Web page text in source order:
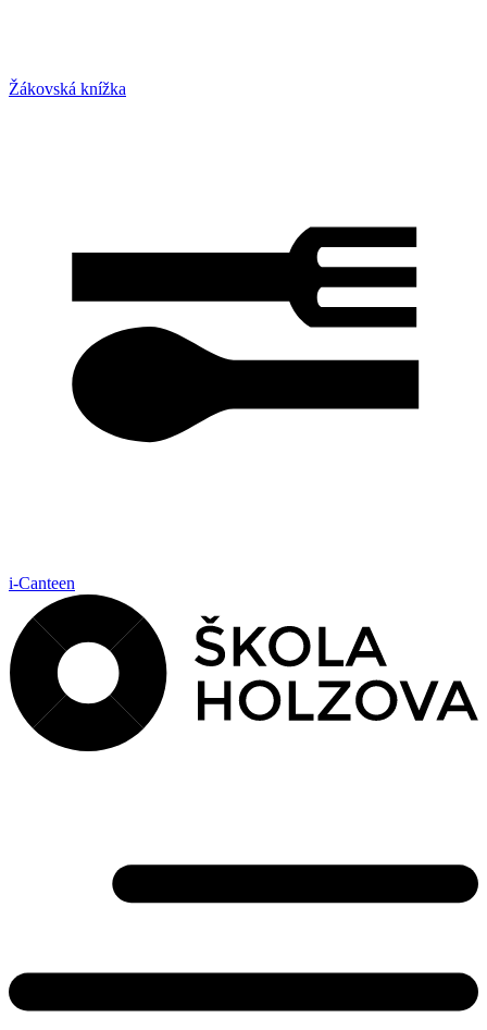
Žákovská knížka
i-Canteen